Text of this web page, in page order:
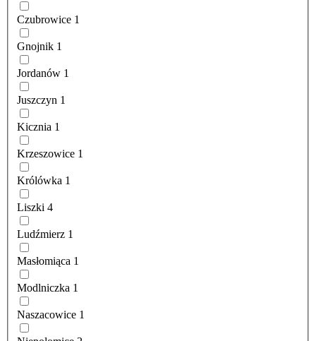
Czubrowice 1
Gnojnik 1
Jordanów 1
Juszczyn 1
Kicznia 1
Krzeszowice 1
Królówka 1
Liszki 4
Ludźmierz 1
Masłomiąca 1
Modlniczka 1
Naszacowice 1